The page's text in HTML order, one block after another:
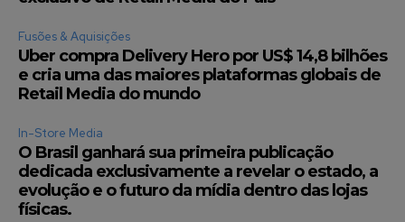
Fusões & Aquisições
Uber compra Delivery Hero por US$ 14,8 bilhões
e cria uma das maiores plataformas globais de
Retail Media do mundo
In-Store Media
O Brasil ganhará sua primeira publicação
dedicada exclusivamente a revelar o estado, a
evolução e o futuro da mídia dentro das lojas
físicas.